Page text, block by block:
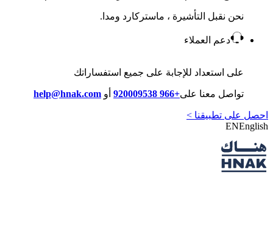
نحن نقبل التأشيرة ، ماستركارد ومدا.
دعم العملاء
على استعداد للإجابة على جميع استفساراتك
تواصل معنا على+966 920009538 أو help@hnak.com
احصل على تطبيقنا >
ENEnglish